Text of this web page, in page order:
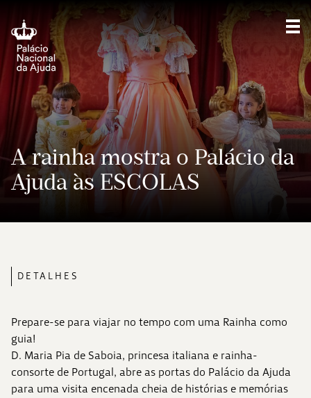
A rainha mostra o Palácio da
Ajuda às ESCOLAS
DETALHES
Prepare-se para viajar no tempo com uma Rainha como
guia!
D. Maria Pia de Saboia, princesa italiana e rainha-
consorte de Portugal, abre as portas do Palácio da Ajuda
para uma visita encenada cheia de histórias e memórias